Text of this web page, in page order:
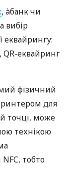
, àбанк чи
вибір
еквайрингу:
QR-еквайринг
фізичний
для
точці, може
технікою
тобто